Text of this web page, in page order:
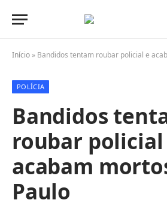
Início » Bandidos tentam roubar policial e
POLÍCIA
Bandidos
roubar policial
acabam
Paulo